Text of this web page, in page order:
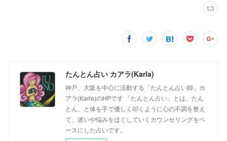
たんとん占い カアラ(Karla)
神戸、大阪を中心に活動する「たんとん占い師」カ
アラ(Karla)のHPです 「たんとん占い」とは、たん
とん、と体を手で優しく叩くように心の不調を整え
て、迷いや悩みをほぐしていくカウンセリングをベ
ースにした占いです。